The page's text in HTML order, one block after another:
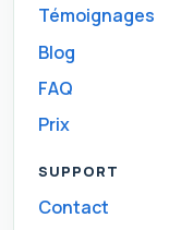
Témoignages
Blog
FAQ
Prix
SUPPORT
Contact